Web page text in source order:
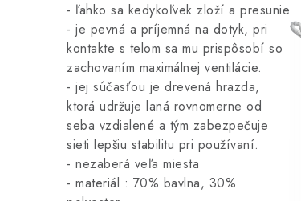
- ľahko sa kedykoľvek zloží a presunie
- je pevná a príjemná na dotyk, pri
kontakte s telom sa mu prispôsobí so
zachovaním maximálnej ventilácie.
- jej súčasťou je drevená hrazda,
ktorá udržuje laná rovnomerne od
seba vzdialené a tým zabezpečuje
sieti lepšiu stabilitu pri používaní.
- nezaberá veľa miesta
- materiál : 70% bavlna, 30%